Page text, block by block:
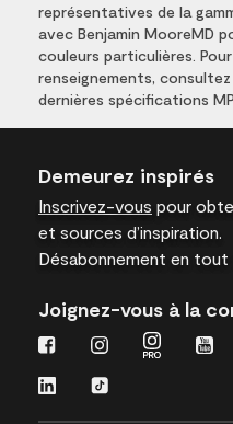
représentatives de la
avec Benjamin MooreMD
couleurs particulières.
renseignements,
dernières spécifications
Demeurez inspirés
Inscrivez-vous pour
et sources d’inspiration.
Désabonnement en tout
Joignez-vous à la